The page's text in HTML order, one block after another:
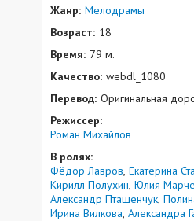
Жанр: Мелодрамы
Возраст: 18
Время: 79 м.
Качество: webdl_1080
Перевод: Оригинальная
Режиссер:
Роман Михайлов
В ролях:
Фёдор Лавров Екатерина
Кирилл Полухин Юлия
Александр Пташенчук
Ирина Вилкова Александра